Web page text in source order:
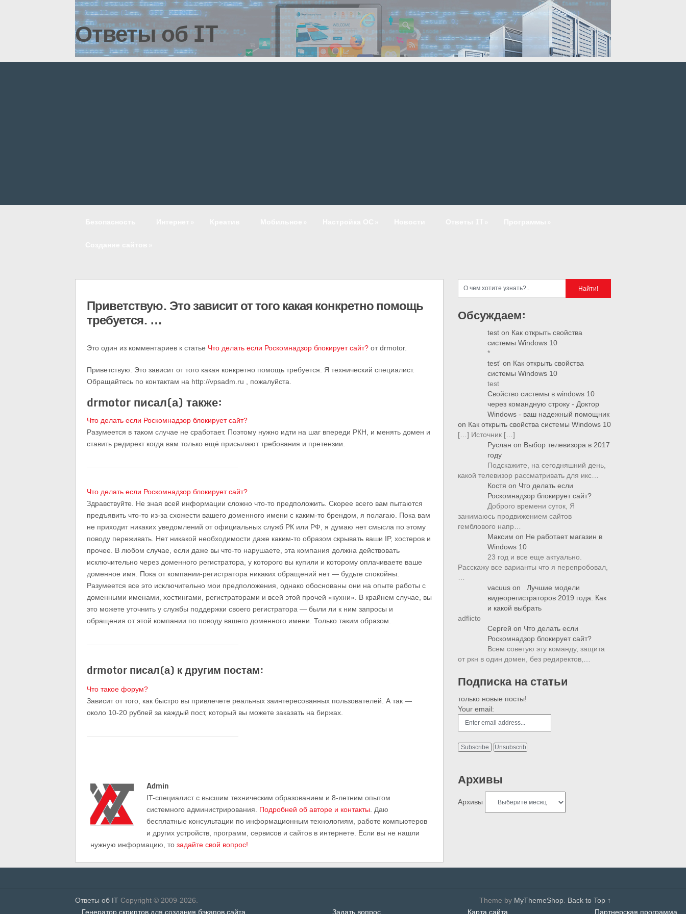
Ответы об IT
Приветствую. Это зависит от того какая конкретно помощь
требуется. …
Это один из комментариев к статье Что делать если Роскомнадзор блокирует сайт? от drmotor.
Приветствую. Это зависит от того какая конкретно помощь требуется. Я технический специалист.
Обращайтесь по контактам на http://vpsadm.ru , пожалуйста.
drmotor писал(а) также:
Что делать если Роскомнадзор блокирует сайт?
Разумеется в таком случае не сработает. Поэтому нужно идти на шаг впереди РКН, и менять домен и
ставить редирект когда вам только ещё присылают требования и претензии.
Что делать если Роскомнадзор блокирует сайт?
Здравствуйте. Не зная всей информации сложно что-то предположить. Скорее всего вам пытаются
предъявить что-то из-за схожести вашего доменного имени с каким-то брендом, я полагаю. Пока вам
не приходит никаких уведомлений от официальных служб РК или РФ, я думаю нет смысла по этому
поводу переживать. Нет никакой необходимости даже каким-то образом скрывать ваши IP, хостеров и
прочее. В любом случае, если даже вы что-то нарушаете, эта компания должна действовать
исключительно через доменного регистратора, у которого вы купили и которому оплачиваете ваше
доменное имя. Пока от компании-регистратора никаких обращений нет — будьте спокойны.
Разумеется все это исключительно мои предположения, однако обоснованы они на опыте работы с
доменными именами, хостингами, регистраторами и всей этой прочей «кухни». В крайнем случае, вы
это можете уточнить у службы поддержки своего регистратора — были ли к ним запросы и
обращения от этой компании по поводу вашего доменного имени. Только таким образом.
drmotor писал(а) к другим постам:
Что такое форум?
Зависит от того, как быстро вы привлечете реальных заинтересованных пользователей. А так —
около 10-20 рублей за каждый пост, который вы можете заказать на биржах.
Admin
IT-cпециалист с высшим техническим образованием и 8-летним опытом
системного администрирования. Подробней об авторе и контакты . Даю
бесплатные консультации по информационным технологиям, работе компьютеров
и других устройств, программ, сервисов и сайтов в интернете. Если вы не нашли
нужную информацию, то задайте свой вопрос!
Обсуждаем:
test on Как открыть свойства
системы Windows 10
*
test' on Как открыть свойства
системы Windows 10
test
Свойство системы в windows 10
через командную строку - Доктор
Windows - ваш надежный помощник
on Как открыть свойства системы Windows 10
[…] Источник […]
Руслан on Выбор телевизора в 2017
году
Подскажите, на сегодняшний день,
какой телевизор рассматривать для икс…
Костя on Что делать если
Роскомнадзор блокирует сайт?
Доброго времени суток, Я
занимаюсь продвижением сайтов
гемблового напр…
Максим on Не работает магазин в
Windows 10
23 год и все еще актуально.
Расскажу все варианты что я перепробовал,
vacuus on
Лучшие модели
видеорегистраторов 2019 года. Как
и какой выбрать
adflicto
Сергей on Что делать если
Роскомнадзор блокирует сайт?
Всем советую эту команду, защита
от ркн в один домен, без редиректов,…
Подписка на статьи
только новые посты!
Your email:
Архивы
Архивы
Ответы об IT Copyright © 2009-2026. Theme by MyThemeShop Back to Top ↑
Генератор скриптов для создания бэкапов сайта
Задать вопрос Карта сайта Партнерская программа